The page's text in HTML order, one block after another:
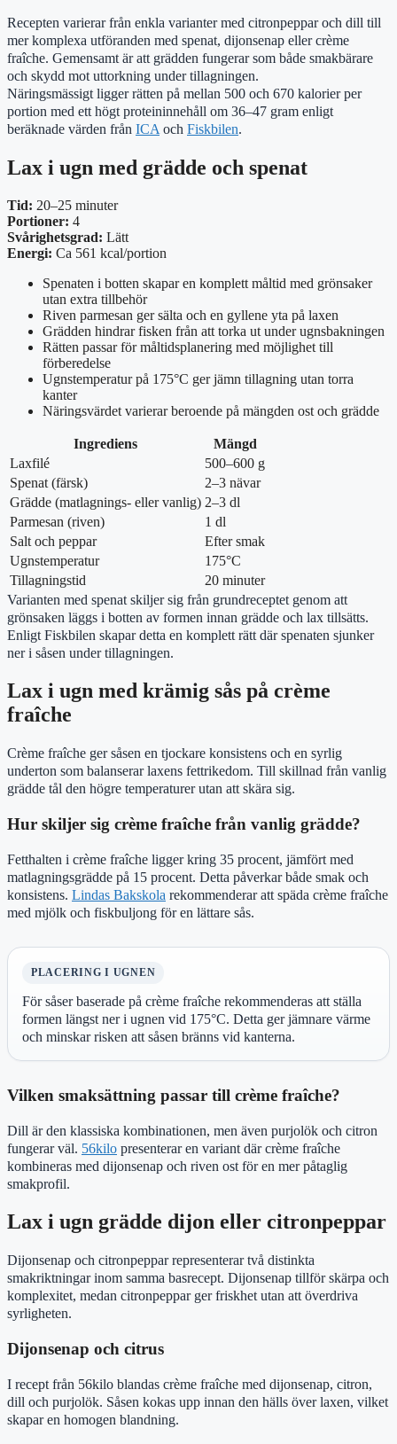
Recepten varierar från enkla varianter med citronpeppar och dill till
mer komplexa utföranden med spenat, dijonsenap eller crème
fraîche. Gemensamt är att grädden fungerar som både smakbärare
och skydd mot uttorkning under tillagningen.
Näringsmässigt ligger rätten på mellan 500 och 670 kalorier per
portion med ett högt proteininnehåll om 36–47 gram enligt
beräknade värden från ICA och Fiskbilen.
Lax i ugn med grädde och spenat
Tid: 20–25 minuter
Portioner: 4
Svårighetsgrad: Lätt
Energi: Ca 561 kcal/portion
Spenaten i botten skapar en komplett måltid med grönsaker
utan extra tillbehör
Riven parmesan ger sälta och en gyllene yta på laxen
Grädden hindrar fisken från att torka ut under ugnsbakningen
Rätten passar för måltidsplanering med möjlighet till
förberedelse
Ugnstemperatur på 175°C ger jämn tillagning utan torra
kanter
Näringsvärdet varierar beroende på mängden ost och grädde
Ingrediens
Mängd
Laxfilé
500–600 g
Spenat (färsk)
2–3 nävar
Grädde (matlagnings- eller vanlig) 2–3 dl
Parmesan (riven)
1 dl
Salt och peppar
Efter smak
Ugnstemperatur
175°C
Tillagningstid
20 minuter
Varianten med spenat skiljer sig från grundreceptet genom att
grönsaken läggs i botten av formen innan grädde och lax tillsätts.
Enligt Fiskbilen skapar detta en komplett rätt där spenaten sjunker
ner i såsen under tillagningen.
Lax i ugn med krämig sås på crème
fraîche
Crème fraîche ger såsen en tjockare konsistens och en syrlig
underton som balanserar laxens fettrikedom. Till skillnad från vanlig
grädde tål den högre temperaturer utan att skära sig.
Hur skiljer sig crème fraîche från vanlig grädde?
Fetthalten i crème fraîche ligger kring 35 procent, jämfört med
matlagningsgrädde på 15 procent. Detta påverkar både smak och
konsistens. Lindas Bakskola rekommenderar att späda crème fraîche
med mjölk och fiskbuljong för en lättare sås.
PLACERING I UGNEN
För såser baserade på crème fraîche rekommenderas att ställa
formen längst ner i ugnen vid 175°C. Detta ger jämnare värme
och minskar risken att såsen bränns vid kanterna.
Vilken smaksättning passar till crème fraîche?
Dill är den klassiska kombinationen, men även purjolök och citron
fungerar väl. 56kilo presenterar en variant där crème fraîche
kombineras med dijonsenap och riven ost för en mer påtaglig
smakprofil.
Lax i ugn grädde dijon eller citronpeppar
Dijonsenap och citronpeppar representerar två distinkta
smakriktningar inom samma basrecept. Dijonsenap tillför skärpa och
komplexitet, medan citronpeppar ger friskhet utan att överdriva
syrligheten.
Dijonsenap och citrus
I recept från 56kilo blandas crème fraîche med dijonsenap, citron,
dill och purjolök. Såsen kokas upp innan den hälls över laxen, vilket
skapar en homogen blandning.